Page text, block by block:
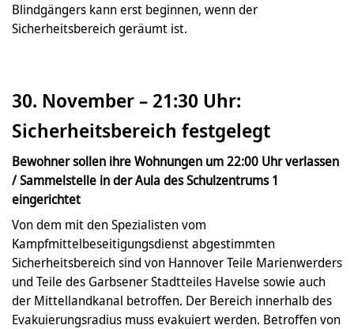
Blindgängers kann erst beginnen, wenn der
Sicherheitsbereich geräumt ist.
30. November – 21:30 Uhr:
Sicherheitsbereich festgelegt
Bewohner sollen ihre Wohnungen um 22:00 Uhr verlassen
/ Sammelstelle in der Aula des Schulzentrums 1
eingerichtet
Von dem mit den Spezialisten vom
Kampfmittelbeseitigungsdienst abgestimmten
Sicherheitsbereich sind von Hannover Teile Marienwerders
und Teile des Garbsener Stadtteiles Havelse sowie auch
der Mittellandkanal betroffen. Der Bereich innerhalb des
Evakuierungsradius muss evakuiert werden. Betroffen von